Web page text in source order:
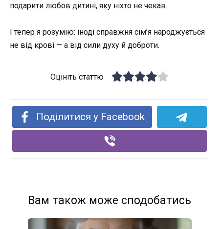
подарити любов дитині, яку ніхто не чекав.
І тепер я розумію: іноді справжня сім’я народжується
не від крові — а від сили духу й доброти.
Оцініть статтю
Поділитися у Facebook
Вам також може сподобатись